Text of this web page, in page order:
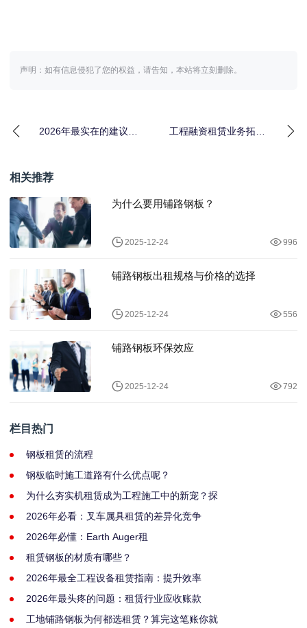
声明：如有信息侵犯了您的权益，请告知，本站将立刻删除。
2026年最实在的建议：
工程融资租赁业务拓展
相关推荐
为什么要用铺路钢板？
2025-12-24 996
铺路钢板出租规格与价格的选择
2025-12-24 556
铺路钢板环保效应
2025-12-24 792
栏目热门
钢板租赁的流程
钢板临时施工道路有什么优点呢？
为什么夯实机租赁成为工程施工中的新宠？探
2026年必看：叉车属具租赁的差异化竞争
2026年必懂：Earth Auger租
租赁钢板的材质有哪些？
2026年最全工程设备租赁指南：提升效率
2026年最头疼的问题：租赁行业应收账款
工地铺路钢板为何都选租赁？算完这笔账你就